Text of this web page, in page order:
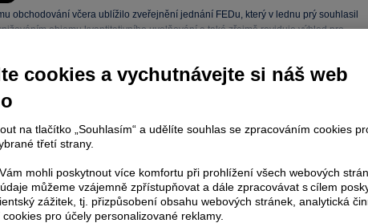
obchodování včera ublížilo zveřejnění jednání FEDu, který v lednu prý souhlasil
objemu kvantitativního uvolňování a také zřejmě reviduje výhled pro
článku je dostupné jen klientům placených služeb
Plus
případně uživatelům platformy Patria Direct
. Pokud jste klientem
služeb, potom je nutné se
placeného informačního servisu získáte
kekompletnímu zpravodajství
bez jakýchkoliv omezení. Veškeré
komentáře a horké zprávy jsou
cookies a vychutnávejte si náš web
na tlačítko „Souhlasím“ a udělíte souhlas se zpracováním cookies
třetí strany.
mohli poskytnout více komfortu při prohlížení všech webových
můžeme vzájemně zpřístupňovat a dále zpracovávat s cílem
zážitek, tj. přizpůsobení obsahu webových stránek, analytická
pro účely personalizované reklamy.